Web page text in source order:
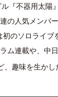
『不器用太陽
の人気メンバ
のソロライブ
ム連載や、中
、趣味を生か